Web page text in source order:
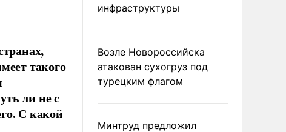
такого
ли не с
С какой
инфраструктуры
Возле Новороссийска
атакован сухогруз под
турецким флагом
Минтруд предложил